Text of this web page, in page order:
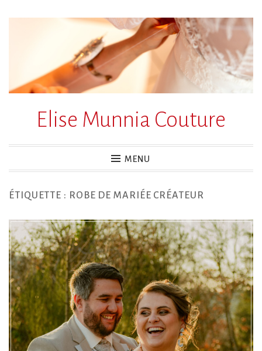
Elise Munnia Couture
MENU
ÉTIQUETTE : ROBE DE MARIÉE CRÉATEUR